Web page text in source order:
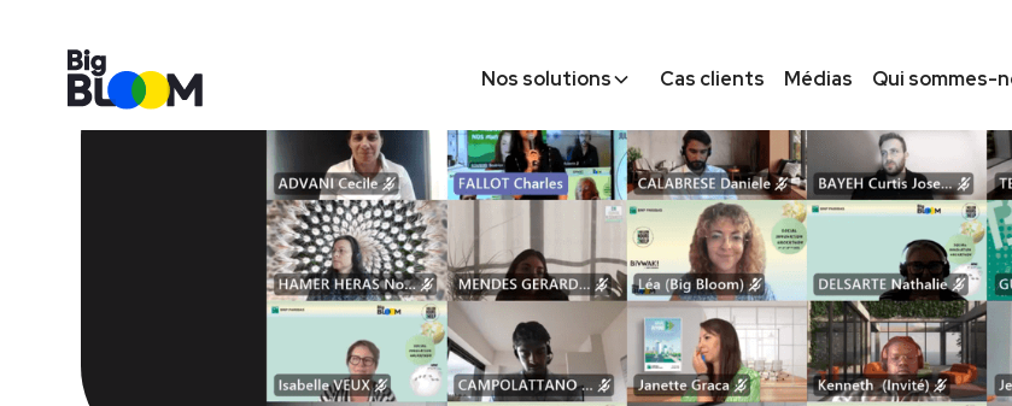
Nos solutions Cas clients Médias Qui sommes-